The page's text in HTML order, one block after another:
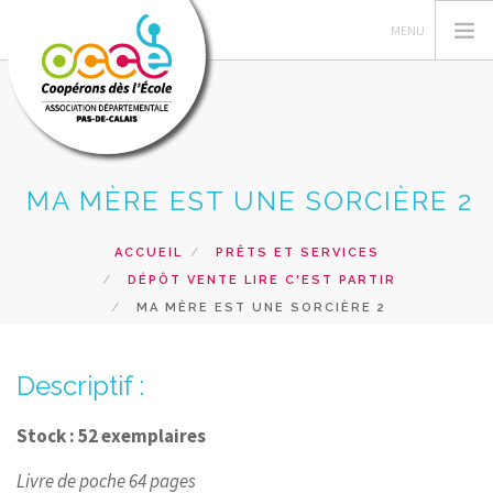
L'OCCE 62
RESSOURCES ET SERVICES
RECHERCHER
CONTACT
MA MÈRE EST UNE SORCIÈRE 2
ACCUEIL
PRÊTS ET SERVICES
DÉPÔT VENTE LIRE C'EST PARTIR
MA MÈRE EST UNE SORCIÈRE 2
Descriptif :
Stock : 52 exemplaires
Livre de poche 64 pages